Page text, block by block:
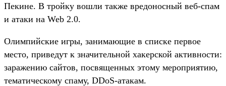
Пекине. В тройку вошли также вредоносный веб-спам
и атаки на Web 2.0.
Олимпийские игры, занимающие в списке первое
место, приведут к значительной хакерской активности:
заражению сайтов, посвященных этому мероприятию,
тематическому спаму, DDoS-атакам.